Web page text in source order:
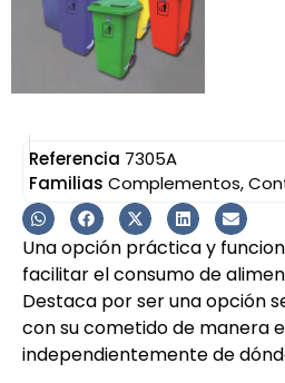
Referencia 7305A
Familias Complementos,
Una opción práctica y
facilitar el consumo de
Destaca por ser una opción
con su cometido de manera
independientemente de